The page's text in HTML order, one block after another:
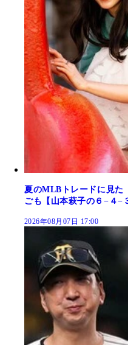
夏のMLBトレードに見た
ごも【山本萩子の６−４−
2026年08月07日 17:00